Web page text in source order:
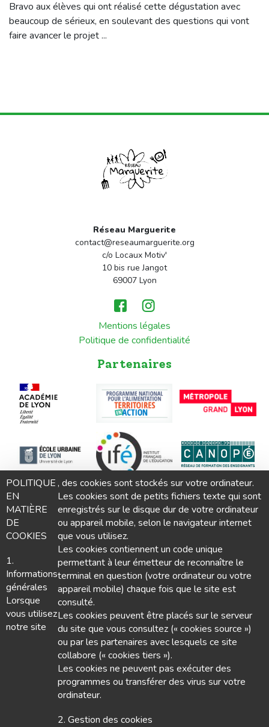
POLITIQUE
EN
MATIÈRE
DE
COOKIES
1.
Informations
générales
Lorsque
vous utilisez
notre site
, des cookies sont stockés sur votre ordinateur.
Les cookies sont de petits fichiers texte qui sont
enregistrés sur le disque dur de votre ordinateur
ou appareil mobile, selon le navigateur internet
que vous utilisez.
Les cookies contiennent un code unique
permettant à leur émetteur de reconnaître le
terminal en question (votre ordinateur ou votre
appareil mobile) chaque fois que le site est
consulté.
Les cookies peuvent être placés sur le serveur
du site que vous consultez (« cookies source »)
ou par les partenaires avec lesquels ce site
collabore (« cookies tiers »).
Les cookies ne peuvent pas exécuter des
programmes ou transférer des virus sur votre
ordinateur.
2. Gestion des cookies
Bravo aux élèves qui ont réalisé cette dégustation avec
beaucoup de sérieux, en soulevant des questions qui vont
faire avancer le projet ...
Réseau Marguerite
contact@reseaumarguerite.org
c/o Locaux Motiv'
10 bis rue Jangot
69007 Lyon
Mentions légales
Politique de confidentialité
Partenaires
Nous contacter